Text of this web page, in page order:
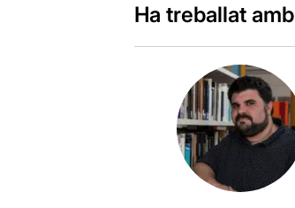
Ha treballat amb